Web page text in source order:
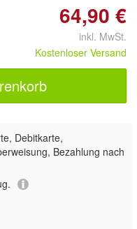
64,90 €
inkl. MwSt.
Kostenloser Versand
Debitkarte,
Bezahlung nach